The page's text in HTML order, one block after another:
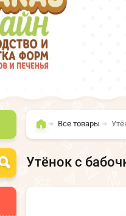
Все товары
Утёнок с